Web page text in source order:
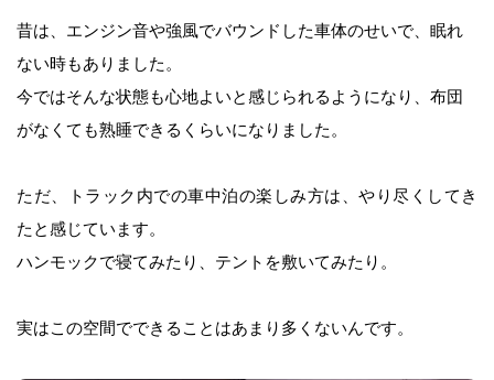
昔は、エンジン音や強風でバウンドした車体のせいで、眠れ
ない時もありました。
今ではそんな状態も心地よいと感じられるようになり、布団
がなくても熟睡できるくらいになりました。
ただ、トラック内での車中泊の楽しみ方は、やり尽くしてき
たと感じています。
ハンモックで寝てみたり、テントを敷いてみたり。
実はこの空間でできることはあまり多くないんです。